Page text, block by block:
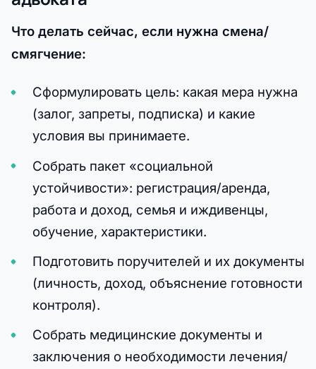
Что делать сейчас, если нужна смена/
смягчение:
Сформулировать цель: какая мера нужна
(залог, запреты, подписка) и какие
условия вы принимаете.
Собрать пакет «социальной
устойчивости»: регистрация/аренда,
работа и доход, семья и иждивенцы,
обучение, характеристики.
Подготовить поручителей и их документы
(личность, доход, объяснение готовности
контроля).
Собрать медицинские документы и
заключения о необходимости лечения/